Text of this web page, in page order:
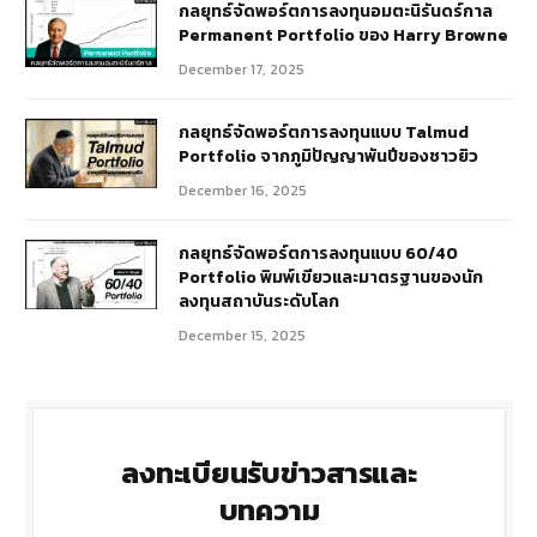
กลยุทธ์​จัดพอร์ตการลงทุนอมตะนิรันดร์กาล
Permanent Portfolio ของ Harry Browne
December 17, 2025
กลยุทธ์จัดพอร์ตการลงทุนแบบ Talmud
Portfolio จากภูมิปัญญาพันปีของชาวยิว
December 16, 2025
กลยุทธ์จัดพอร์ตการลงทุนแบบ 60/40
Portfolio พิมพ์เขียวและมาตรฐานของนัก
ลงทุนสถาบันระดับโลก
December 15, 2025
ลงทะเบียนรับข่าวสารและ
บทความ